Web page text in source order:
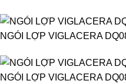
NGÓI LỢP VIGLACERA
NGÓI LỢP VIGLACERA